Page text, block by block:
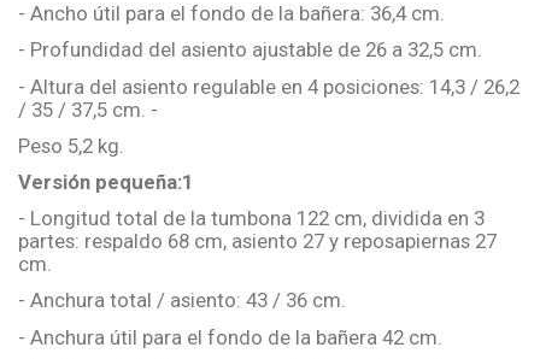
- Ancho útil para el fondo de la bañera: 36,4 cm.
- Profundidad del asiento ajustable de 26 a 32,5 cm.
- Altura del asiento regulable en 4 posiciones: 14,3 / 26,2
/ 35 / 37,5 cm. -
Peso 5,2 kg.
Versión pequeña:1
- Longitud total de la tumbona 122 cm, dividida en 3
partes: respaldo 68 cm, asiento 27 y reposapiernas 27
cm.
- Anchura total / asiento: 43 / 36 cm.
- Anchura útil para el fondo de la bañera 42 cm.